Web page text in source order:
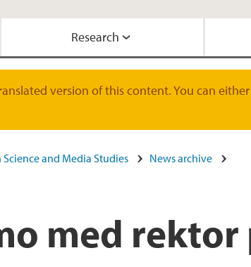
Research
version of this content. You can
and Media Studies News archive
med rektor